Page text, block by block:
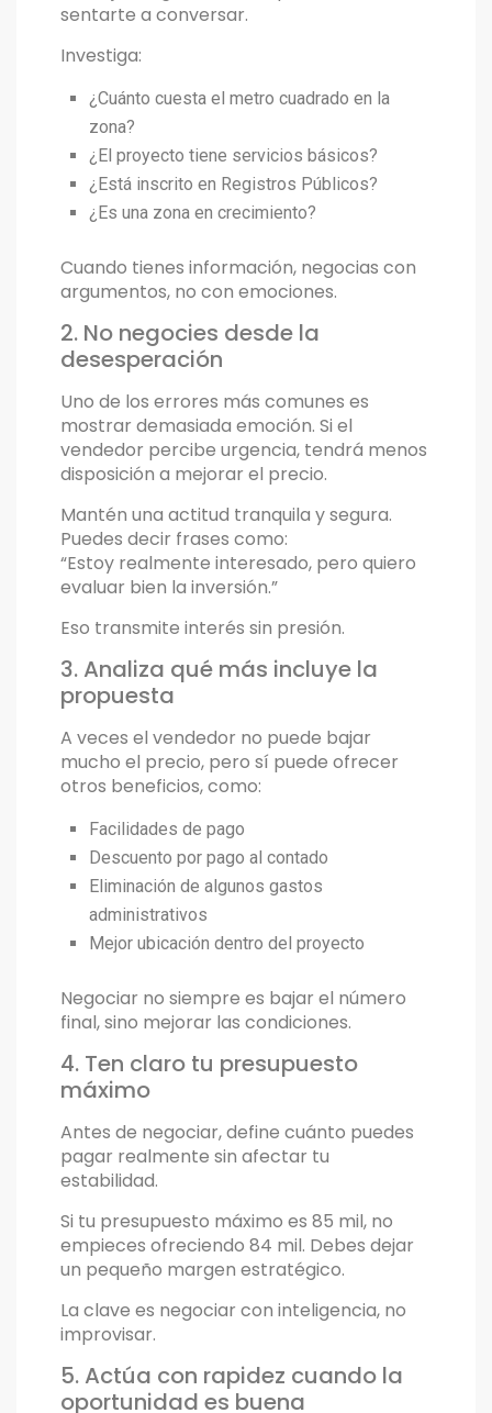
sentarte a conversar.
Investiga:
¿Cuánto cuesta el metro cuadrado en la
zona?
¿El proyecto tiene servicios básicos?
¿Está inscrito en Registros Públicos?
¿Es una zona en crecimiento?
Cuando tienes información, negocias con
argumentos, no con emociones.
2. No negocies desde la
desesperación
Uno de los errores más comunes es
mostrar demasiada emoción. Si el
vendedor percibe urgencia, tendrá menos
disposición a mejorar el precio.
Mantén una actitud tranquila y segura.
Puedes decir frases como:
“Estoy realmente interesado, pero quiero
evaluar bien la inversión.”
Eso transmite interés sin presión.
3. Analiza qué más incluye la
propuesta
A veces el vendedor no puede bajar
mucho el precio, pero sí puede ofrecer
otros beneficios, como:
Facilidades de pago
Descuento por pago al contado
Eliminación de algunos gastos
administrativos
Mejor ubicación dentro del proyecto
Negociar no siempre es bajar el número
final, sino mejorar las condiciones.
4. Ten claro tu presupuesto
máximo
Antes de negociar, define cuánto puedes
pagar realmente sin afectar tu
estabilidad.
Si tu presupuesto máximo es 85 mil, no
empieces ofreciendo 84 mil. Debes dejar
un pequeño margen estratégico.
La clave es negociar con inteligencia, no
improvisar.
5. Actúa con rapidez cuando la
oportunidad es buena